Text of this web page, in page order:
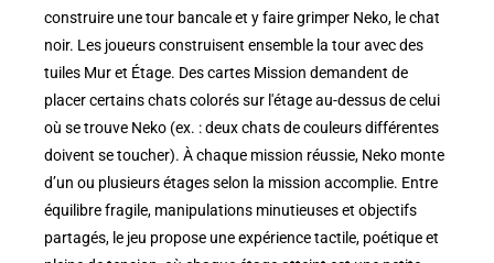
construire une tour bancale et y faire grimper Neko, le chat
noir. Les joueurs construisent ensemble la tour avec des
tuiles Mur et Étage. Des cartes Mission demandent de
placer certains chats colorés sur l'étage au-dessus de celui
où se trouve Neko (ex. : deux chats de couleurs différentes
doivent se toucher). À chaque mission réussie, Neko monte
d’un ou plusieurs étages selon la mission accomplie. Entre
équilibre fragile, manipulations minutieuses et objectifs
partagés, le jeu propose une expérience tactile, poétique et